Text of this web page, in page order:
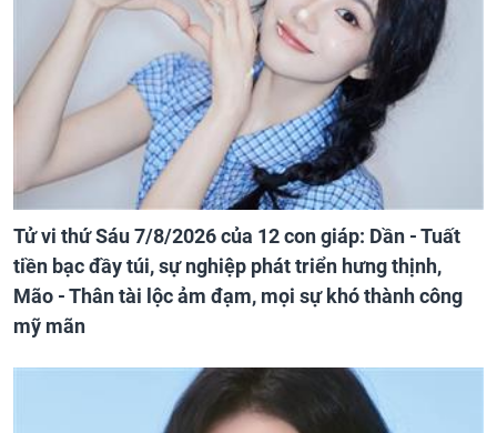
Tử vi thứ Sáu 7/8/2026 của 12 con giáp: Dần - Tuất
tiền bạc đầy túi, sự nghiệp phát triển hưng thịnh,
Mão - Thân tài lộc ảm đạm, mọi sự khó thành công
mỹ mãn